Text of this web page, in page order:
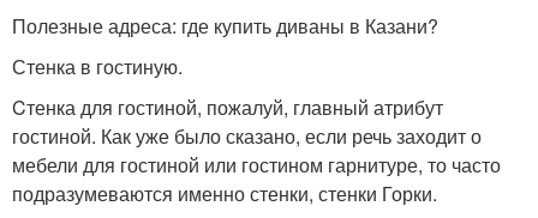
Полезные адреса: где купить диваны в Казани?
Стенка в гостиную.
Cтенка для гостиной, пожалуй, главный атрибут
гостиной. Как уже было сказано, если речь заходит о
мебели для гостиной или гостином гарнитуре, то часто
подразумеваются именно стенки, стенки Горки.